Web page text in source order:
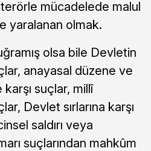
terörle mücadelede malul
yaralanan olmak.
olsa bile Devletin
anayasal düzene ve
suçlar, millî
Devlet sırlarına karşı
saldırı veya
suçlarından mahkûm